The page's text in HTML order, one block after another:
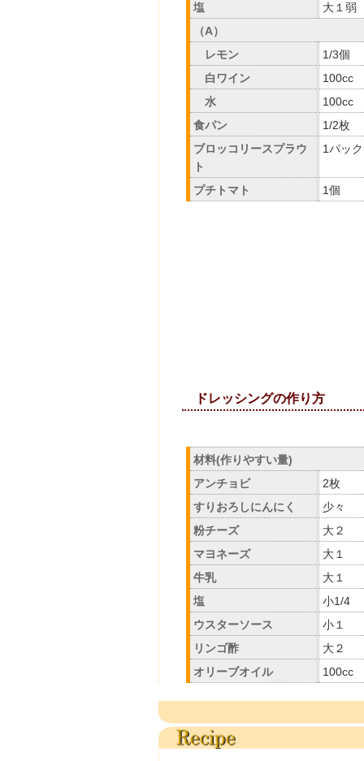
塩
大１弱
（A）
レモン
1/3個
白ワイン
100cc
水
100cc
食パン
1/2枚
ブロッコリースプラウ
ト
1パック
プチトマト 1個
ドレッシン
材料(作りやすい量)
アンチョビ
2枚
すりおろしにんにく
少々
粉チーズ
大２
マヨネーズ
大１
牛乳
大１
塩
小1/4
ウスターソース
小１
リンゴ酢
大２
オリーブオイル
100cc